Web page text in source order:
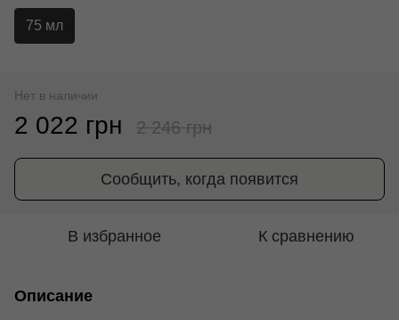
75 мл
Нет в наличии
2 022 грн 2 246 грн
Сообщить, когда появится
В избранное К сравнению
Описание